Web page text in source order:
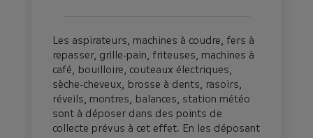
Les aspirateurs, machines à coudre, fers à
repasser, grille-pain, friteuses, machines à
café, bouilloire, couteaux électriques,
sèche-cheveux, brosse à dents, rasoirs,
réveils, montres, balances, station météo
sont à déposer dans des points de
collecte prévus à cet effet. En les déposant